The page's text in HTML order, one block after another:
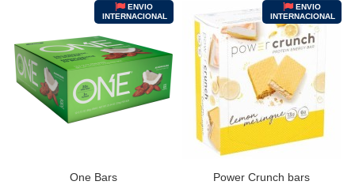
One Bars
ENVIO
INTERNACIONAL
Power Crunch bars
ENVIO
INTERNACIONAL